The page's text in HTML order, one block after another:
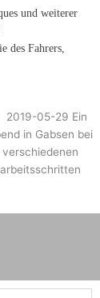
und weiterer
des Fahrers,